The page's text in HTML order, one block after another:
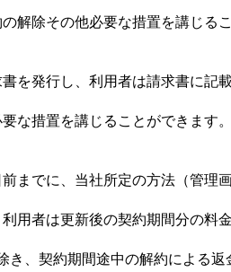
解除その他必要な措置を講じるこ
を発行し、利用者は請求書に記
な措置を講じることができます。
までに、当社所定の方法（管理
用者は更新後の契約期間分の料
、契約期間途中の解約による返